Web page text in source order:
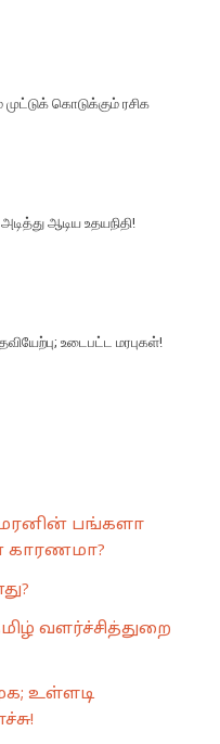
கொடுக்கும் ரசிக
ஆடிய உதயநிதி!
உடைபட்ட மரபுகள்!
பங்களா
காரணமா?
தமிழ் வளர்ச்சித்துறை
உள்ளடி